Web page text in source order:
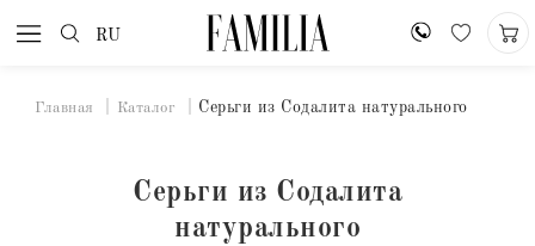
RU
Главная Каталог Серьги из Содалита натурального
Серьги из Содалита
натурального